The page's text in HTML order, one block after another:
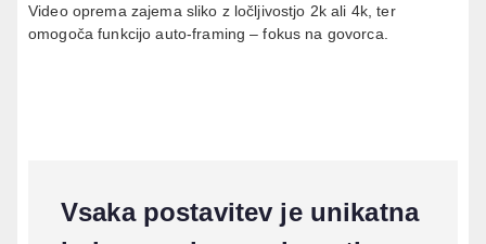
Video oprema zajema sliko z ločljivostjo 2k ali 4k, ter
omogoča funkcijo auto-framing – fokus na govorca.
Vsaka postavitev je unikatna